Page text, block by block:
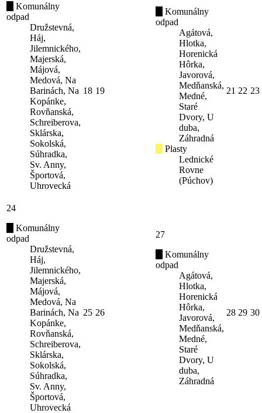
Komunálny
odpad
Družstevná,
Háj,
Jilemnického,
Majerská,
Májová,
Medová, Na
Barinách, Na
Kopánke,
Rovňanská,
Schreiberova,
Sklárska,
Sokolská,
Súhradka,
Sv. Anny,
Športová,
Uhrovecká
18 19
Komunálny
odpad
Agátová,
Hlotka,
Horenická
Hôrka,
Javorová,
Medňanská,
Medné,
Staré
Dvory, U
duba,
Záhradná
Plasty
Lednické
Rovne
(Púchov)
21 22 23
24
Komunálny
odpad
Družstevná,
Háj,
Jilemnického,
Majerská,
Májová,
Medová, Na
Barinách, Na
Kopánke,
Rovňanská,
Schreiberova,
Sklárska,
Sokolská,
Súhradka,
Sv. Anny,
Športová,
Uhrovecká
25 26
27
Komunálny
odpad
Agátová,
Hlotka,
Horenická
Hôrka,
Javorová,
Medňanská,
Medné,
Staré
Dvory, U
duba,
Záhradná
28 29 30